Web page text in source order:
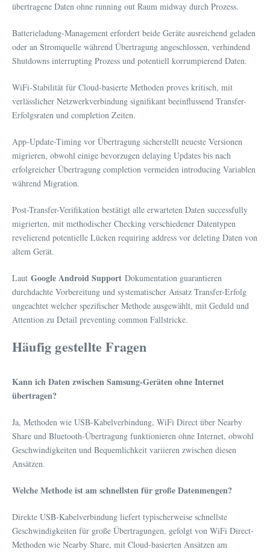
übertragene Daten ohne running out Raum midway durch Prozess.
Batterieladung-Management erfordert beide Geräte ausreichend geladen
oder an Stromquelle während Übertragung angeschlossen, verhindend
Shutdowns interrupting Prozess und potentiell korrumpierend Daten.
WiFi-Stabilität für Cloud-basierte Methoden proves kritisch, mit
verlässlicher Netzwerkverbindung signifikant beeinflussend Transfer-
Erfolgsraten und completion Zeiten.
App-Update-Timing vor Übertragung sicherstellt neueste Versionen
migrieren, obwohl einige bevorzugen delaying Updates bis nach
erfolgreicher Übertragung completion vermeiden introducing Variablen
während Migration.
Post-Transfer-Verifikation bestätigt alle erwarteten Daten successfully
migrierten, mit methodischer Checking verschiedener Datentypen
revelierend potentielle Lücken requiring address vor deleting Daten von
altem Gerät.
Laut Google Android Support Dokumentation guarantieren
durchdachte Vorbereitung und systematischer Ansatz Transfer-Erfolg
ungeachtet welcher spezifischer Methode ausgewählt, mit Geduld und
Attention zu Detail preventing common Fallstricke.
Häufig gestellte Fragen
Kann ich Daten zwischen Samsung-Geräten ohne Internet
übertragen?
Ja, Methoden wie USB-Kabelverbindung, WiFi Direct über Nearby
Share und Bluetooth-Übertragung funktionieren ohne Internet, obwohl
Geschwindigkeiten und Bequemlichkeit variieren zwischen diesen
Ansätzen.
Welche Methode ist am schnellsten für große Datenmengen?
Direkte USB-Kabelverbindung liefert typischerweise schnellste
Geschwindigkeiten für große Übertragungen, gefolgt von WiFi Direct-
Methoden wie Nearby Share, mit Cloud-basierten Ansätzen am